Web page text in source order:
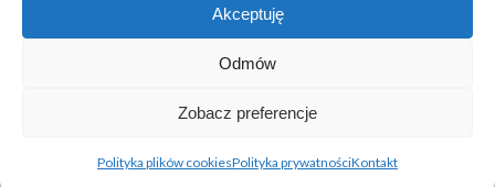
Akceptuję
Odmów
Zobacz preferencje
Polityka plików cookiesPolityka prywatnościKontakt
O